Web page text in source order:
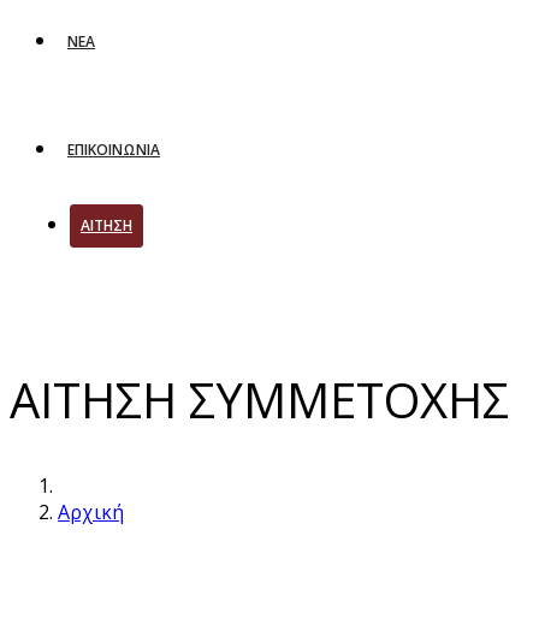
ΝΕΑ
ΕΠΙΚΟΙΝΩΝΙΑ
ΑΙΤΗΣΗ
ΑΙΤΗΣΗ ΣΥΜΜΕΤΟΧΗΣ
Αρχική